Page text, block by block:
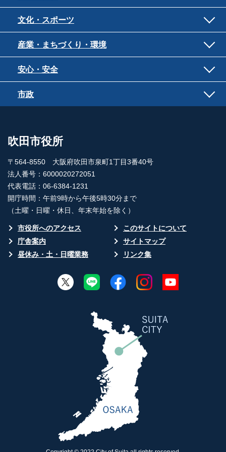
文化・スポーツ
産業・まちづくり・環境
安心・安全
市政
吹田市役所
〒564-8550 大阪府吹田市泉町1丁目3番40号
法人番号：6000020272051
代表電話：06-6384-1231
開庁時間：午前9時から午後5時30分まで
（土曜・日曜・休日、年末年始を除く）
市役所へのアクセス
このサイトについて
庁舎案内
サイトマップ
昼休み・土・日曜業務
リンク集